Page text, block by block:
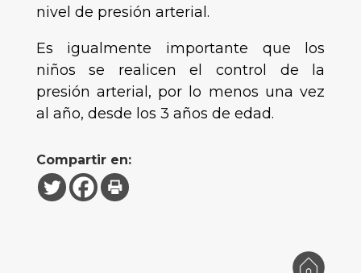
nivel de presión arterial.
Es igualmente importante que los
niños se realicen el control de la
presión arterial, por lo menos una vez
al año, desde los 3 años de edad.
Compartir en: